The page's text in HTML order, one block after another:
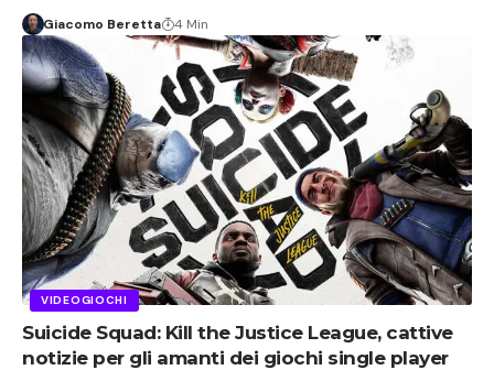
Giacomo Beretta 4 Min
VIDEOGIOCHI
Suicide Squad: Kill the Justice League, cattive
notizie per gli amanti dei giochi single player